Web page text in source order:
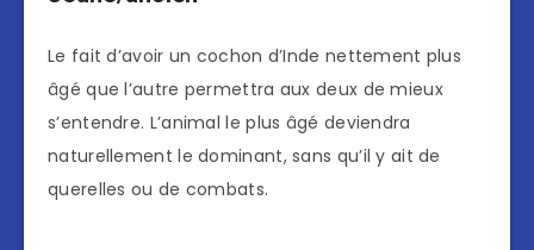
Le fait d’avoir un cochon d’Inde nettement plus
âgé que l’autre permettra aux deux de mieux
s’entendre. L’animal le plus âgé deviendra
naturellement le dominant, sans qu’il y ait de
querelles ou de combats.